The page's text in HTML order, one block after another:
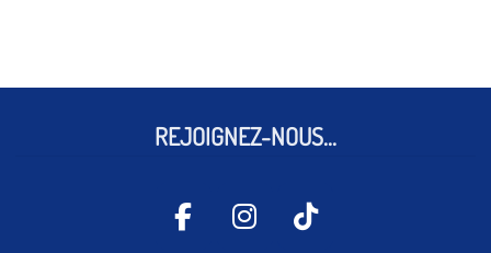
REJOIGNEZ-NOUS...